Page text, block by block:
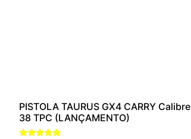
PISTOLA TAURUS GX4 CARRY Calibre
38 TPC (LANÇAMENTO)